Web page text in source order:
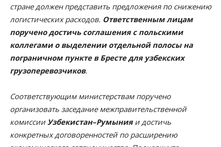
стране должен представить предложения по снижению
логистических расходов. Ответственным лицам
поручено достичь соглашения с польскими
коллегами о выделении отдельной полосы на
пограничном пункте в Бресте для узбекских
грузоперевозчиков.
Соответствующим министерствам поручено
организовать заседание межправительственной
комиссииУзбекистан–Румынияи достичь
конкретных договоренностей по расширению